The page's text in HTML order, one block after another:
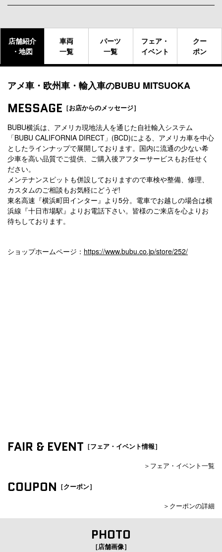
店舗紹介
・地図
車両
一覧
パーツ
一覧
フェア・
イベント
クー
ポン
アメ車・欧州車・輸入車のBUBU MITSUOKA
MESSAGE ［お店からのメッセージ］
BUBU横浜は、アメリカ現地法人を通じた自社輸入システム
「BUBU CALIFORNIA DIRECT」(BCD)による、アメリカ車を中心
としたラインナップで展開しております。国内に流通の少ない希
少車を高い品質でご提供、ご購入後アフターサービスもお任せく
ださい。
メンテナンスピットも併設しておりますので車検や整備、修理、
カスタムのご相談もお気軽にどうぞ!
東名高速『横浜町田インター』より5分。電車でお越しの場合は横
浜線『十日市場駅』よりお電話下さい。皆様のご来店を心よりお
待ちしております。
ショップホームページ： https://www.bubu.co.jp/store/252/
FAIR & EVENT ［フェア・イベント情報］
＞フェア・イベント一覧
COUPON ［クーポン］
＞クーポンの詳細
PHOTO
［店舗画像］